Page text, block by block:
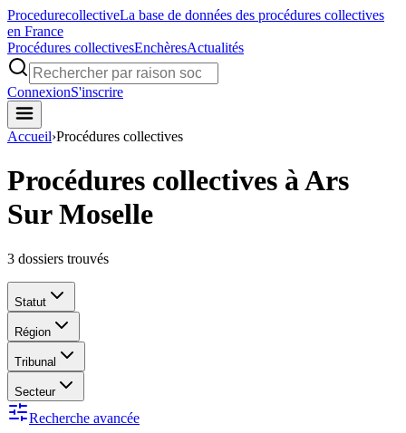
ProcedurecollectiveLa base de données des procédures collectives
en France
Procédures collectivesEnchèresActualités
ConnexionS'inscrire
Accueil›Procédures collectives
Procédures collectives à Ars
Sur Moselle
3 dossiers trouvés
Statut
Région
Tribunal
Secteur
Recherche avancée